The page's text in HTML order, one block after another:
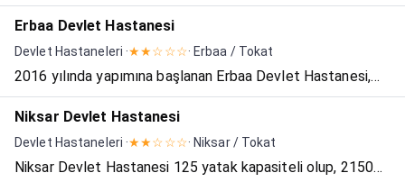
Erbaa Devlet Hastanesi
Devlet Hastaneleri ·★★☆☆☆· Erbaa / Tokat
2016 yılında yapımına başlanan Erbaa Devlet Hastanesi,
2019 yılında yeni ve modern binasında, Evyaba Mahallesi
Bozkaya Mevkinde hizmet vermeye başlamıştır. 28 bin 655
metrekare kapalı alan üzerine kurulan 150 yataklı has...
Niksar Devlet Hastanesi
Devlet Hastaneleri ·★★☆☆☆· Niksar / Tokat
Niksar Devlet Hastanesi 125 yatak kapasiteli olup, 21500